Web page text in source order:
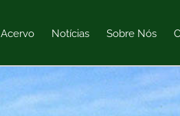
Acervo Notícias Sobre Nós